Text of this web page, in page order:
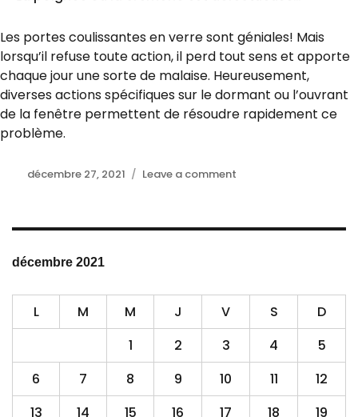
Les portes coulissantes en verre sont géniales! Mais
lorsqu’il refuse toute action, il perd tout sens et apporte
chaque jour une sorte de malaise. Heureusement,
diverses actions spécifiques sur le dormant ou l’ouvrant
de la fenêtre permettent de résoudre rapidement ce
problème.
Posted
décembre 27, 2021 Leave a comment
est
réparer
décembre 2021
L M M J V S
D
1
2 3 4
5
6
7 8 9 10 11
12
13
14 15 16 17 18 19